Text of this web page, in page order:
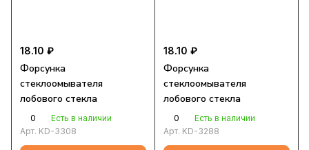
18.10 ₽
Форсунка
стеклоомывателя
лобового стекла
0
Есть в наличии
Арт. KD-3308
18.10 ₽
Форсунка
стеклоомывателя
лобового стекла
0
Есть в наличии
Арт. KD-3288